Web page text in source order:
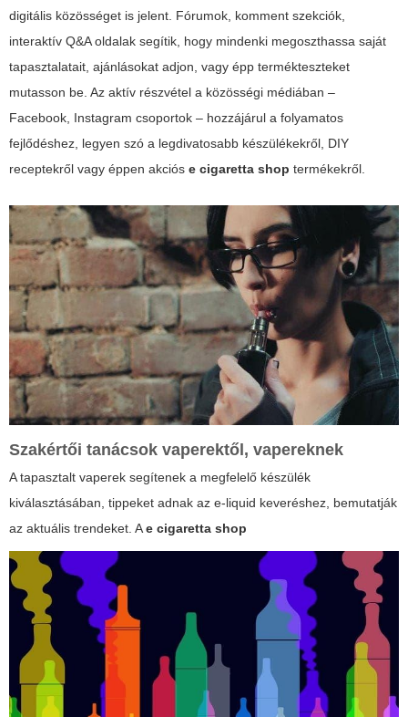
digitális közösséget is jelent. Fórumok, komment szekciók,
interaktív Q&A oldalak segítik, hogy mindenki megoszthassa saját
tapasztalatait, ajánlásokat adjon, vagy épp termékteszteket
mutasson be. Az aktív részvétel a közösségi médiában –
Facebook, Instagram csoportok – hozzájárul a folyamatos
fejlődéshez, legyen szó a legdivatosabb készülékekről, DIY
receptekről vagy éppen akciós e cigaretta shop termékekről.
Szakértői tanácsok vaperektől, vapereknek
A tapasztalt vaperek segítenek a megfelelő készülék
kiválasztásában, tippeket adnak az e-liquid keveréshez, bemutatják
az aktuális trendeket. Ae cigaretta shop